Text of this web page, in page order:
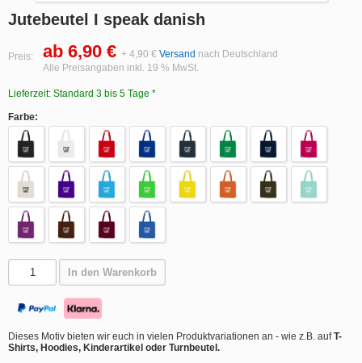
Jutebeutel I speak danish
Preis: ab 6,90 € + 4,90 € Versand nach Deutschland
Alle Preisangaben inkl. 19 % MwSt.
Lieferzeit: Standard 3 bis 5 Tage *
Farbe:
In den Warenkorb
Dieses Motiv bieten wir euch in vielen Produktvariationen an - wie z.B. aufT-
Shirts, Hoodies, Kinderartikel oder Turnbeutel.